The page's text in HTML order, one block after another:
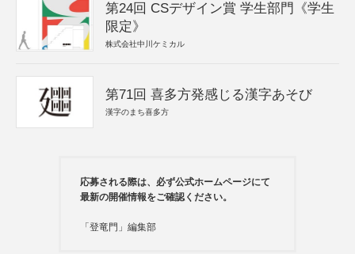
第24回 CSデザイン賞 学生部門《学生
限定》
株式会社中川ケミカル
第71回 喜多方発感じる漢字あそび
漢字のまち喜多方
応募される際は、必ず公式ホームページにて
最新の開催情報をご確認ください。
「登竜門」編集部